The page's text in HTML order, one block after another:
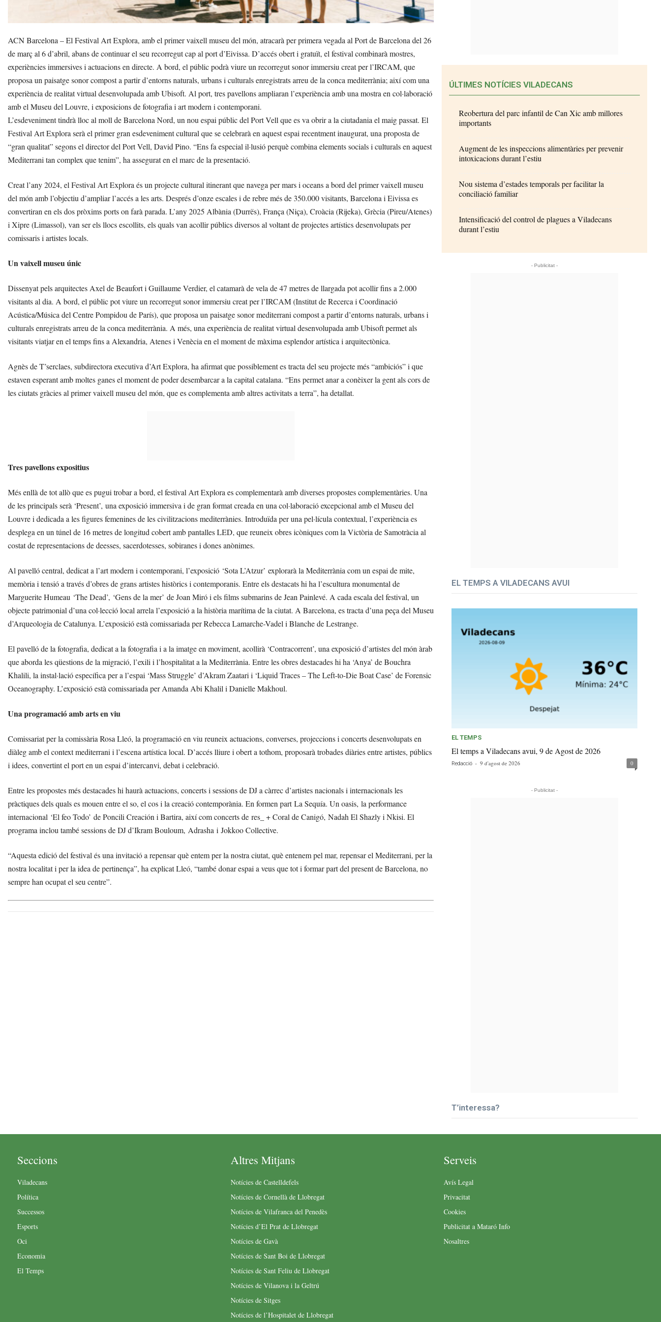
ACN Barcelona – El Festival Art Explora, amb el primer vaixell museu del món, atracarà per primera vegada al Port de Barcelona del 26
de març al 6 d’abril, abans de continuar el seu recorregut cap al port d’Eivissa. D’accés obert i gratuït, el festival combinarà mostres,
experiències immersives i actuacions en directe. A bord, el públic podrà viure un recorregut sonor immersiu creat per l’IRCAM, que
proposa un paisatge sonor compost a partir d’entorns naturals, urbans i culturals enregistrats arreu de la conca mediterrània; així com una
experiència de realitat virtual desenvolupada amb Ubisoft. Al port, tres pavellons ampliaran l’experiència amb una mostra en col·laboració
amb el Museu del Louvre, i exposicions de fotografia i art modern i contemporani.
L’esdeveniment tindrà lloc al moll de Barcelona Nord, un nou espai públic del Port Vell que es va obrir a la ciutadania el maig passat. El
Festival Art Explora serà el primer gran esdeveniment cultural que se celebrarà en aquest espai recentment inaugurat, una proposta de
“gran qualitat” segons el director del Port Vell, David Pino. “Ens fa especial il·lusió perquè combina elements socials i culturals en aquest
Mediterrani tan complex que tenim”, ha assegurat en el marc de la presentació.
Creat l’any 2024, el Festival Art Explora és un projecte cultural itinerant que navega per mars i oceans a bord del primer vaixell museu
del món amb l’objectiu d’ampliar l’accés a les arts. Després d’onze escales i de rebre més de 350.000 visitants, Barcelona i Eivissa es
convertiran en els dos pròxims ports on farà parada. L’any 2025 Albània (Durrës), França (Niça), Croàcia (Rijeka), Grècia (Pireu/Atenes)
i Xipre (Limassol), van ser els llocs escollits, els quals van acollir públics diversos al voltant de projectes artístics desenvolupats per
comissaris i artistes locals.
Un vaixell museu únic
Dissenyat pels arquitectes Axel de Beaufort i Guillaume Verdier, el catamarà de vela de 47 metres de llargada pot acollir fins a 2.000
visitants al dia. A bord, el públic pot viure un recorregut sonor immersiu creat per l’IRCAM (Institut de Recerca i Coordinació
Acústica/Música del Centre Pompidou de París), que proposa un paisatge sonor mediterrani compost a partir d’entorns naturals, urbans i
culturals enregistrats arreu de la conca mediterrània. A més, una experiència de realitat virtual desenvolupada amb Ubisoft permet als
visitants viatjar en el temps fins a Alexandria, Atenes i Venècia en el moment de màxima esplendor artística i arquitectònica.
Agnès de T’serclaes, subdirectora executiva d’Art Explora, ha afirmat que possiblement es tracta del seu projecte més “ambiciós” i que
estaven esperant amb moltes ganes el moment de poder desembarcar a la capital catalana. “Ens permet anar a conèixer la gent als cors de
les ciutats gràcies al primer vaixell museu del món, que es complementa amb altres activitats a terra”, ha detallat.
Tres pavellons expositius
Més enllà de tot allò que es pugui trobar a bord, el festival Art Explora es complementarà amb diverses propostes complementàries. Una
de les principals serà ‘Present’, una exposició immersiva i de gran format creada en una col·laboració excepcional amb el Museu del
Louvre i dedicada a les figures femenines de les civilitzacions mediterrànies. Introduïda per una pel·lícula contextual, l’experiència es
desplega en un túnel de 16 metres de longitud cobert amb pantalles LED, que reuneix obres icòniques com la Victòria de Samotràcia al
costat de representacions de deesses, sacerdotesses, sobiranes i dones anònimes.
Al pavelló central, dedicat a l’art modern i contemporani, l’exposició ‘Sota L’Atzur’ explorarà la Mediterrània com un espai de mite,
memòria i tensió a través d’obres de grans artistes històrics i contemporanis. Entre els destacats hi ha l’escultura monumental de
Marguerite Humeau ‘The Dead’, ‘Gens de la mer’ de Joan Miró i els films submarins de Jean Painlevé. A cada escala del festival, un
objecte patrimonial d’una col·lecció local arrela l’exposició a la història marítima de la ciutat. A Barcelona, es tracta d’una peça del Museu
d’Arqueologia de Catalunya. L’exposició està comissariada per Rebecca Lamarche-Vadel i Blanche de Lestrange.
El pavelló de la fotografia, dedicat a la fotografia i a la imatge en moviment, acollirà ‘Contracorrent’, una exposició d’artistes del món àrab
que aborda les qüestions de la migració, l’exili i l’hospitalitat a la Mediterrània. Entre les obres destacades hi ha ‘Anya’ de Bouchra
Khalili, la instal·lació específica per a l’espai ‘Mass Struggle’ d’Akram Zaatari i ‘Liquid Traces – The Left-to-Die Boat Case’ de Forensic
Oceanography. L’exposició està comissariada per Amanda Abi Khalil i Danielle Makhoul.
Una programació amb arts en viu
Comissariat per la comissària Rosa Lleó, la programació en viu reuneix actuacions, converses, projeccions i concerts desenvolupats en
diàleg amb el context mediterrani i l’escena artística local. D’accés lliure i obert a tothom, proposarà trobades diàries entre artistes, públics
i idees, convertint el port en un espai d’intercanvi, debat i celebració.
Entre les propostes més destacades hi haurà actuacions, concerts i sessions de DJ a càrrec d’artistes nacionals i internacionals les
pràctiques dels quals es mouen entre el so, el cos i la creació contemporània. En formen part La Sequía. Un oasis, la performance
internacional ‘El feo Todo’ de Poncili Creación i Bartira, així com concerts de res_ + Coral de Canigó, Nadah El Shazly i Nkisi. El
programa inclou també sessions de DJ d’Ikram Bouloum, Adrasha i Jokkoo Collective.
“Aquesta edició del festival és una invitació a repensar què entem per la nostra ciutat, què entenem pel mar, repensar el Mediterrani, per la
nostra localitat i per la idea de pertinença”, ha explicat Lleó, “també donar espai a veus que tot i formar part del present de Barcelona, no
sempre han ocupat el seu centre”.
ÚLTIMES NOTÍCIES VILADECANS
Reobertura del parc infantil de Can Xic amb millores
importants
Augment de les inspeccions alimentàries per prevenir
intoxicacions durant l’estiu
Nou sistema d’estades temporals per facilitar la
conciliació familiar
Intensificació del control de plagues a Viladecans
durant l’estiu
- Publicitat -
EL TEMPS A VILADECANS AVUI
EL TEMPS
El temps a Viladecans avui, 9 de Agost de 2026
Redacció - 9 d'agost de 2026 0
- Publicitat -
T’interessa?
Seccions
Viladecans
Política
Successos
Esports
Oci
Economia
El Temps
Altres Mitjans
Notícies de Castelldefels
Notícies de Cornellà de Llobregat
Notícies de Vilafranca del Penedès
Notícies d’El Prat de Llobregat
Notícies de Gavà
Notícies de Sant Boi de Llobregat
Notícies de Sant Feliu de Llobregat
Notícies de Vilanova i la Geltrú
Notícies de Sitges
Notícies de l’Hospitalet de Llobregat
Serveis
Avís Legal
Privacitat
Cookies
Publicitat a Mataró Info
Nosaltres